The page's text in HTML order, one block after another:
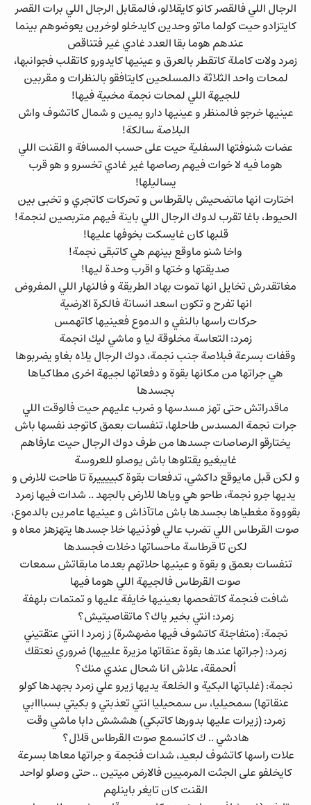
الرجال اللي فالقصر كانو كايقلالو، فالمقابل الرجال اللي برات القصر
كايتزادو حيت كولما ماتو وحدين كايدخلو لوخرين يعوضوهم بينما
عندهم هوما بقا العدد غادي غير فتناقص
زمرد ولات كاملة كاتقطر بالعرق و عينيها كايدورو كاتقلب فجوانبها،
لمحات واحد الثلاثة دالمسلحين كايتافقو بالنظرات و مقربين
للجيهة اللي لمحات نجمة مخبية فيها!
عينيها خرجو فالمنظر و عينيها دارو يمين و شمال كاتشوف واش
البلاصة سالكة!
عضات شنوفتها السفلية حيت على حسب المسافة و القنت اللي
هوما فيه لا خوات فيهم رصاصها غير غادي تخسرو و هو قرب
يساليلها!
اختارت انها ماتضحيش بالقرطاس و تحركات كاتجري و تخبى بين
الحيوط، باغا تقرب لدوك الرجال اللي باينة فيهم متربصين لنجمة!
قلبها كان غايسكت بخوفها عليها!
واخا شنو ماوقع بينهم هي كاتبقى نجمة!
صديقتها و ختها و اقرب وحدة ليها!
مغاتقدرش تخايل انها تموت بهاد الطريقة و فالنهار اللي المفروض
انها تفرح و تكون اسعد انسانة فالكرة الارضية
حركات راسها بالنفي و الدموع فعينيها كاتهمس
زمرد: التعاسة مخلوقة ليا و ماشي ليك انجمة
وقفات بسرعة فبلاصة جنب نجمة، دوك الرجال يلاه بغاو يضربوها
هي جراتها من مكانها بقوة و دفعاتها لجيهة اخرى مطاكياها
بجسدها
ماقدراتش حتى تهز مسدسها و ضرب عليهم حيت فالوقت اللي
جرات نجمة المسدس طاحلها، تنفسات بعمق كاتوجد نفسها باش
يختارقو الرصاصات جسدها من طرف دوك الرجال حيت عارفاهم
غايبغيو يقتلوها باش يوصلو للعروسة
و لكن قبل مايوقع داكشي، تدفعات بقوة كبييييرة تا طاحت للارض و
يديها جرو نجمة، طاحو هي وياها للارض بالجهد .. شدات فيها زمرد
بقوووة مغطياها بجسدها باش ماتآذاش و عينيها عامرين بالدموع،
صوت القرطاس اللي تضرب عالي فوذنيها خلا جسدها يتهزهز معاه و
لكن تا قرطاسة ماحساتها دخلات فجسدها
تنفسات بعمق و بقوة و عينيها حلاتهم بعدما مابقاتش سمعات
صوت القرطاس فالجيهة اللي هوما فيها
شافت فنجمة كاتفحصها بعينيها خايفة عليها و تمتمات بلهفة
زمرد: انتي بخير ياك؟ ماتقاصيتيش؟
نجمة: (متفاجئة كاتشوف فيها مضهشرة) ز زمرد ا انتي عتقتيني
زمرد: (جراتها عندها بقوة عنقاتها مزيرة علييها) ضروري نعتقك
ألحمقة، علاش انا شحال عندي منك؟
نجمة: (غلباتها البكية و الخلعة يديها زيرو علي زمرد بجهدها كولو
عنقاتها) سمحيليا، س سمحيليا انتي تعذبتي و بكيتي بسبااابي
زمرد: (زيرات عليها بدورها كاتبكي) هششش دابا ماشي وقت
هادشي .. ك كانسمع صوت القرطاس قلال؟
علات راسها كاتشوف لبعيد، شدات فنجمة و جراتها معاها بسرعة
كايخلفو على الجثت المرميين فالارض ميتين .. حتى وصلو لواحد
القنت كان تايغر باينلهم